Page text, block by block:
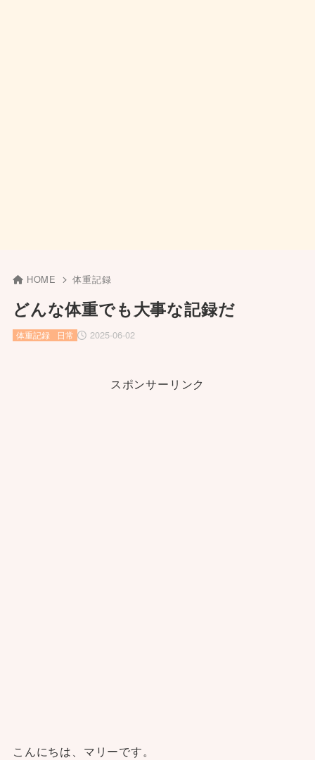
HOME 体重記録
どんな体重でも大事な記録だ
2025-06-02
体重記録 日常
スポンサーリンク
こんにちは、マリーです。